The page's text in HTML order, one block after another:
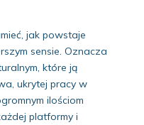
jak powstaje
sensie. Oznacza
które ją
ukrytej pracy w
ilościom
platformy i